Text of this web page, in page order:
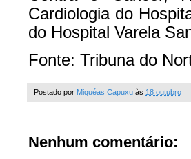
Cardiologia do
do Hospital Varela
Fonte: Tribuna do
Postado por Miquéas Capuxu às 18 outubro
Nenhum comentário: